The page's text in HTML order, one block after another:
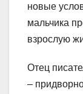
новые
мальчика
взрослую
Отец
–